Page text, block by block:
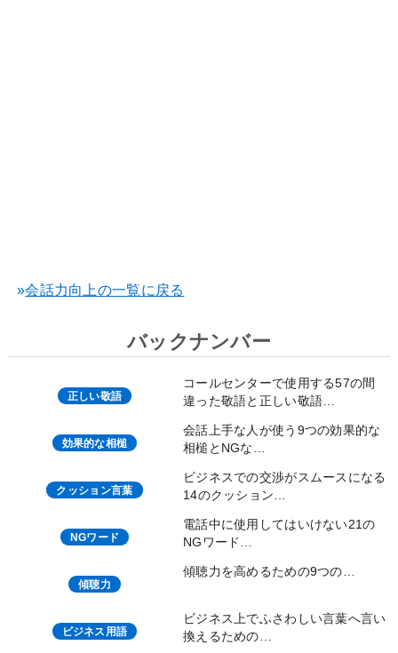
»会話力向上の一覧に戻る
バックナンバー
正しい敬語
コールセンターで使用する57の間
違った敬語と正しい敬語…
効果的な相槌
会話上手な人が使う9つの効果的な
相槌とNGな…
クッション言葉
ビジネスでの交渉がスムースになる
14のクッション…
NGワード
電話中に使用してはいけない21の
NGワード…
傾聴力
傾聴力を高めるための9つの…
ビジネス用語
ビジネス上でふさわしい言葉へ言い
換えるための…